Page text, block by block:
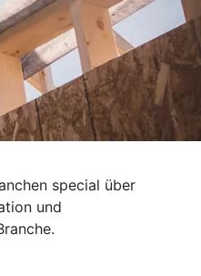
special über
und